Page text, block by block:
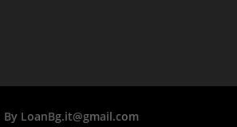
LoanBg.it@gmail.com